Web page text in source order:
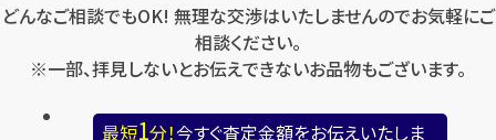
どんなご相談でもOK! 無理な交渉はいたしませんのでお気軽にご
相談ください。
※一部、拝見しないとお伝えできないお品物もございます。
最短1分！今すぐ査定金額をお伝えいたしま